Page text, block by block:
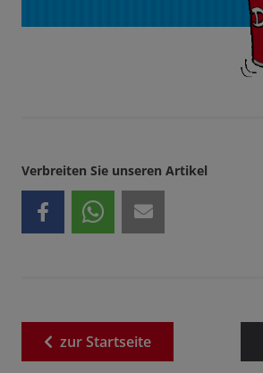
Verbreiten Sie unseren Artikel
zurStartseite